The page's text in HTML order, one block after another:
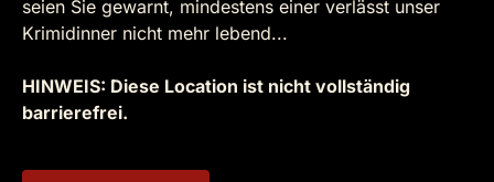
seien Sie gewarnt, mindestens einer verlässt unser
Krimidinner nicht mehr lebend...
HINWEIS: Diese Location ist nicht vollständig
barrierefrei.